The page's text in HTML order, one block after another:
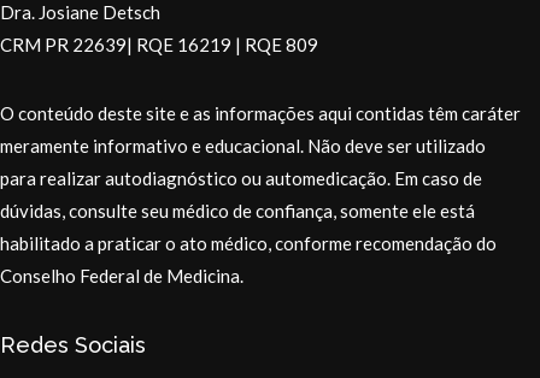
Dra. Josiane Detsch
CRM PR 22639| RQE 16219 | RQE 809
O conteúdo deste site e as informações aqui contidas têm caráter
meramente informativo e educacional. Não deve ser utilizado
para realizar autodiagnóstico ou automedicação. Em caso de
dúvidas, consulte seu médico de confiança, somente ele está
habilitado a praticar o ato médico, conforme recomendação do
Conselho Federal de Medicina.
Redes Sociais